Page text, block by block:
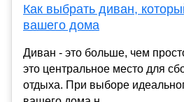
Как выбрать диван,
вашего дома
Диван - это больше, чем
это центральное место для
отдыха. При выборе